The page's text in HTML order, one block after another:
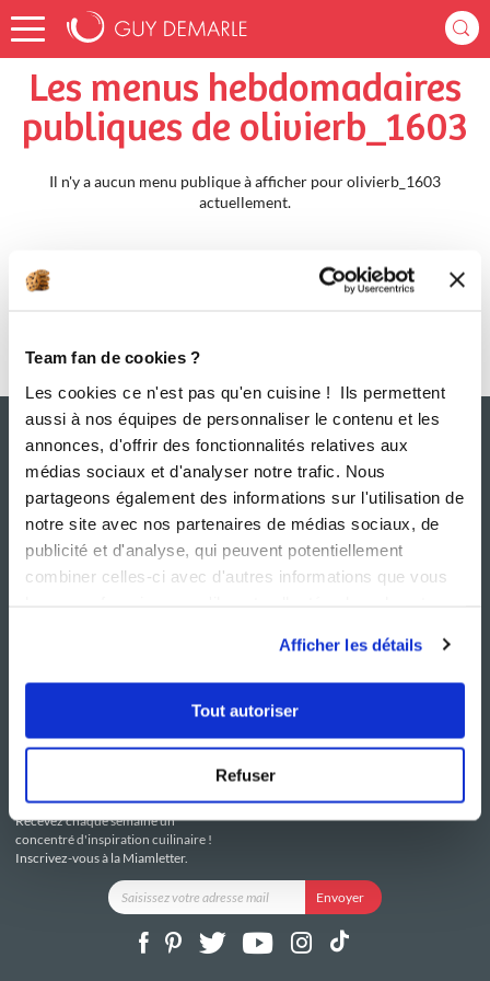
Team fan de cookies ?
Les cookies ce n'est pas qu'en cuisine ! Ils permettent
aussi à nos équipes de personnaliser le contenu et les
annonces, d'offrir des fonctionnalités relatives aux
médias sociaux et d'analyser notre trafic. Nous
partageons également des informations sur l'utilisation de
notre site avec nos partenaires de médias sociaux, de
publicité et d'analyse, qui peuvent potentiellement
combiner celles-ci avec d'autres informations que vous
Afficher les détails
Tout autoriser
Refuser
Accueil olivierb_1603 Menus Hebdomadaires
Les menus hebdomadaires
publiques de olivierb_1603
Il n'y a aucun menu publique à afficher pour olivierb_1603
actuellement.
Le Mag'
i-Cook'in
Contactez-nous
Mentions légales
Politique de confidentialité
Utilisation des Cookies
Recevez chaque semaine un
concentré d'inspiration cuilinaire !
Inscrivez-vous à la Miamletter.